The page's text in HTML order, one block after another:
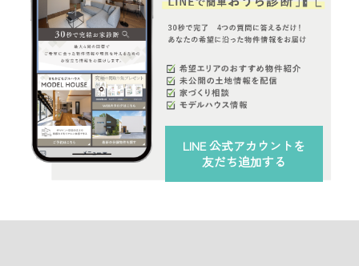
LINE 公式アカウントを
友だち追加する